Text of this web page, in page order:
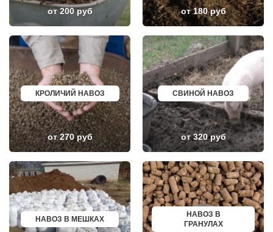
НОВОСИНЬКОВО
ОБОЛЕНСК
ОБУХОВО
ОДИНЦОВО
ОЖЕРЕЛЬЕ
ОКТЯБРЬСКИЙ
ОПАЛИХА
ОРЕХОВО-ЗУЕВО
ОСТРОВЦЫ
ПАВЛОВСКАЯ СЛОБОДА
ПАВЛОВСКИЙ ПОСАД
ПЕНИНО
ПЕРВОМАЙСКОЕ
ПЕРЕСВЕТ
ПЕСКИ
ПИРОГОВСКИЙ
ПОВАРОВО
ПОДОЛЬСК
ПОЛУШКИНО
ПОСЕЛОК ВОСКРЕСЕНСКОЕ
ПОСЕЛОК БИОКОМБИНАТА
ПОСЕЛОК БОЛЬШЕВИК
ПЕРЕСЛАВЛЬ ЗАЛЕССКИЙ
ЖУКОВ
КУРЧАТОВ
УГЛИЧ
ШЕБЕКИНО
БЕЛОВО
СОКОЛ
ОЗЕРСК
ОКТЯБРЬСК
КИМРЫ
КОТЛАС
УСТЬ ИЛИМСК
ШАДРИНСК
ДАНКОВ
МИЧУРИНСК
ВЯЗНИКИ
ГОРОДЕЦ
САСОВО
СУХОЙ ЛОГ
ГУРЬЕВСК
МИХАЙЛОВ
НЯГАНЬ
МЕЛЕУЗ
от 200 руб от 180 руб
КРОЛИЧИЙ НАВОЗ
от 270 руб
СВИНОЙ НАВОЗ
от 320 руб
НАВОЗ В МЕШКАХ
НАВОЗ В
ГРАНУЛАХ